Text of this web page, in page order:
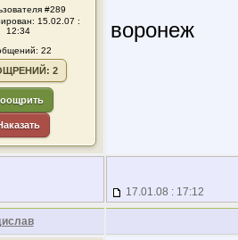
#289
15.02.07 :
12:34
22
2
воронеж
17.01.08 : 17:12